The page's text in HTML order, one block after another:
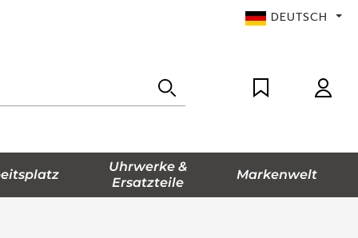
DEUTSCH
Uhrwerke &
Ersatzteile
Markenwelt